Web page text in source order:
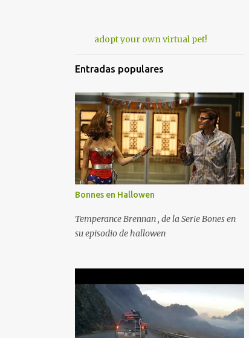
adopt your own virtual pet!
Entradas populares
Bonnes en Hallowen
Temperance Brennan , de la Serie Bones en
su episodio de hallowen